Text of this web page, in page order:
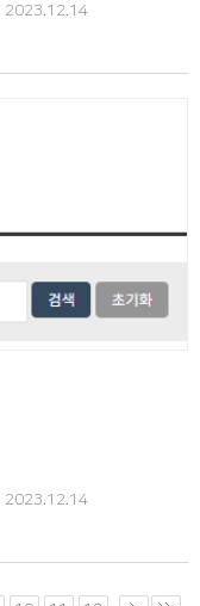
2023.12.14
2023.12.14